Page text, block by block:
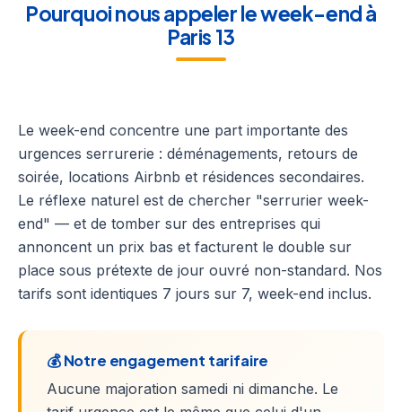
Pourquoi nous appeler le week-end à
Paris 13
Le week-end concentre une part importante des
urgences serrurerie : déménagements, retours de
soirée, locations Airbnb et résidences secondaires.
Le réflexe naturel est de chercher "serrurier week-
end" — et de tomber sur des entreprises qui
annoncent un prix bas et facturent le double sur
place sous prétexte de jour ouvré non-standard. Nos
tarifs sont identiques 7 jours sur 7, week-end inclus.
💰 Notre engagement tarifaire
Aucune majoration samedi ni dimanche. Le